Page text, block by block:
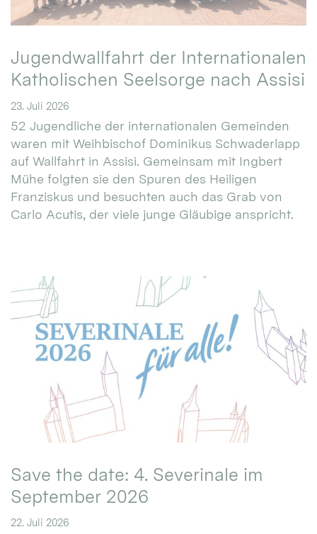
Jugendwallfahrt der Internationalen
Katholischen Seelsorge nach Assisi
23. Juli 2026
52 Jugendliche der internationalen Gemeinden
waren mit Weihbischof Dominikus Schwaderlapp
auf Wallfahrt in Assisi. Gemeinsam mit Ingbert
Mühe folgten sie den Spuren des Heiligen
Franziskus und besuchten auch das Grab von
Carlo Acutis, der viele junge Gläubige anspricht.
Save the date: 4. Severinale im
September 2026
22. Juli 2026